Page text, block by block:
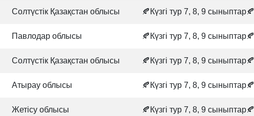
Солтүстік Қазақстан облысы 🍂Күзгі тур 7, 8, 9 сыныптар🍂
Павлодар облысы 🍂Күзгі тур 7, 8, 9 сыныптар🍂
Солтүстік Қазақстан облысы 🍂Күзгі тур 7, 8, 9 сыныптар🍂
Атырау облысы 🍂Күзгі тур 7, 8, 9 сыныптар🍂
Жетісу облысы 🍂Күзгі тур 7, 8, 9 сыныптар🍂